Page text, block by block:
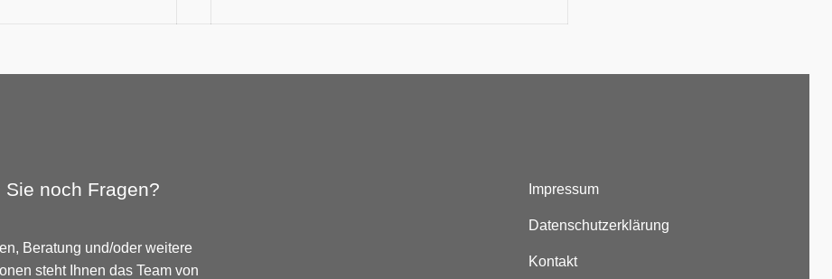
Sie noch Fragen?
Beratung und/oder weitere
steht Ihnen das Team von
Impressum
Datenschutzerklärung
Kontakt